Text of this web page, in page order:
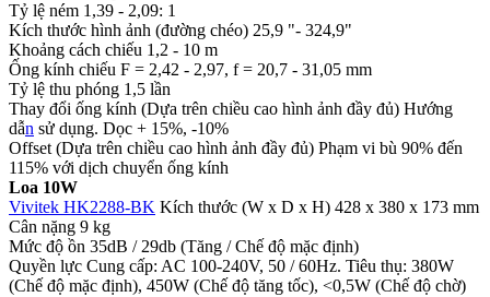
Tỷ lệ ném 1,39 - 2,09: 1
Kích thước hình ảnh (đường chéo) 25,9 "- 324,9"
Khoảng cách chiếu 1,2 - 10 m
Ống kính chiếu F = 2,42 - 2,97, f = 20,7 - 31,05 mm
Tỷ lệ thu phóng 1,5 lần
Thay đổi ống kính (Dựa trên chiều cao hình ảnh đầy đủ) Hướng
dẫn sử dụng. Dọc + 15%, -10%
Offset (Dựa trên chiều cao hình ảnh đầy đủ) Phạm vi bù 90% đến
115% với dịch chuyển ống kính
Loa 10W
Vivitek HK2288-BK Kích thước (W x D x H) 428 x 380 x 173 mm
Cân nặng 9 kg
Mức độ ồn 35dB / 29db (Tăng / Chế độ mặc định)
Quyền lực Cung cấp: AC 100-240V, 50 / 60Hz. Tiêu thụ: 380W
(Chế độ mặc định), 450W (Chế độ tăng tốc), <0,5W (Chế độ chờ)